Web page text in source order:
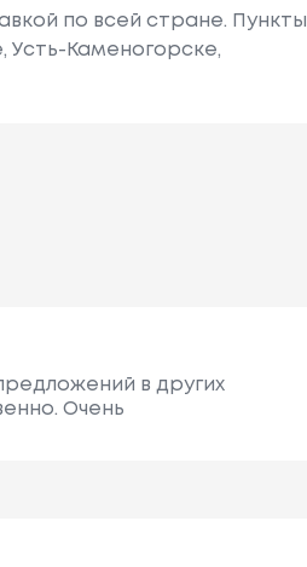
по всей стране. Пункты
Усть-Каменогорске,
в других
Очень